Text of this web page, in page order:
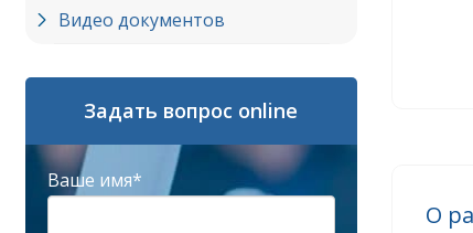
Видео документов
Задать вопрос online
Ваше имя*
О